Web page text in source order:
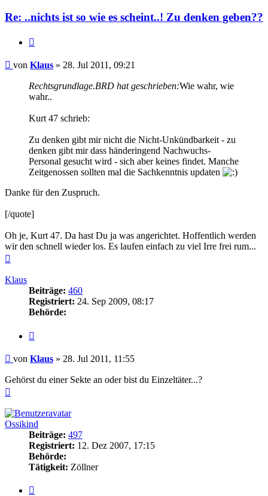
Re: ..nichts ist so wie es scheint..! Zu denken geben??
Beitrag
von Klaus » 28. Jul 2011, 09:21
Rechtsgrundlage.BRD hat geschrieben:Wie wahr, wie
wahr..
Kurt 47 schrieb:
Zu denken gibt mir nicht die Nicht-Unkündbarkeit - zu
denken gibt mir dass händeringend Nachwuchs-
Personal gesucht wird - sich aber keines findet. Manche
Zeitgenossen sollten mal die Sachkenntnis updaten
Danke für den Zuspruch.
[/quote]
Oh je, Kurt 47. Da hast Du ja was angerichtet. Hoffentlich werden
wir den schnell wieder los. Es laufen einfach zu viel Irre frei rum...
Klaus
Beiträge: 460
Registriert: 24. Sep 2009, 08:17
Behörde:
Beitrag
von Klaus » 28. Jul 2011, 11:55
Gehörst du einer Sekte an oder bist du Einzeltäter...?
Ossikind
Beiträge: 497
Registriert: 12. Dez 2007, 17:15
Behörde:
Tätigkeit: Zöllner